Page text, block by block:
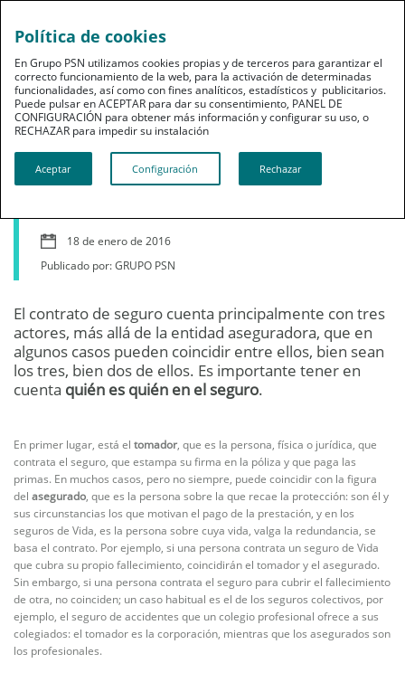
Grupo PSN
¿Quién es el asegurado
18 de enero de 2016
Publicado por: GRUPO PSN
El contrato de seguro cuenta principalmente con tres
actores, más allá de la entidad aseguradora, que en
algunos casos pueden coincidir entre ellos, bien sean
los tres, bien dos de ellos. Es importante tener en
cuenta quién es quién en el seguro.
En primer lugar, está el tomador, que es la persona, física o jurídica, que
contrata el seguro, que estampa su firma en la póliza y que paga las
primas. En muchos casos, pero no siempre, puede coincidir con la figura
del asegurado, que es la persona sobre la que recae la protección: son él y
sus circunstancias los que motivan el pago de la prestación, y en los
seguros de Vida, es la persona sobre cuya vida, valga la redundancia, se
basa el contrato. Por ejemplo, si una persona contrata un seguro de Vida
que cubra su propio fallecimiento, coincidirán el tomador y el asegurado.
Sin embargo, si una persona contrata el seguro para cubrir el fallecimiento
de otra, no coinciden; un caso habitual es el de los seguros colectivos, por
ejemplo, el seguro de accidentes que un colegio profesional ofrece a sus
colegiados: el tomador es la corporación, mientras que los asegurados son
los profesionales.
Política de cookies
En Grupo PSN utilizamos cookies propias y de terceros para garantizar el
correcto funcionamiento de la web, para la activación de determinadas
funcionalidades, así como con fines analíticos, estadísticos y publicitarios.
Puede pulsar en ACEPTAR para dar su consentimiento, PANEL DE
CONFIGURACIÓN para obtener más información y configurar su uso, o
RECHAZAR para impedir su instalación​​​​​​​
Aceptar Configuración Rechazar